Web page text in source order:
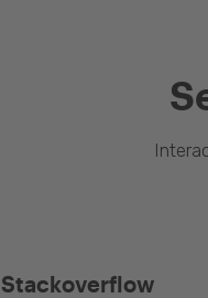
Stackoverflow